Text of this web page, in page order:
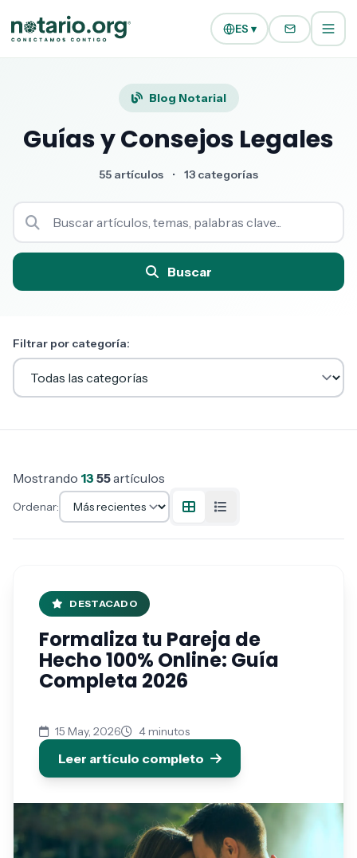
ES ▾
Blog Notarial
Guías y Consejos Legales
55 artículos • 13 categorías
Buscar
Filtrar por categoría:
Mostrando 13 55artículos
Ordenar:
DESTACADO
Formaliza tu Pareja de
Hecho 100% Online: Guía
Completa 2026
15 May, 2026 4 minutos
Leer artículo completo